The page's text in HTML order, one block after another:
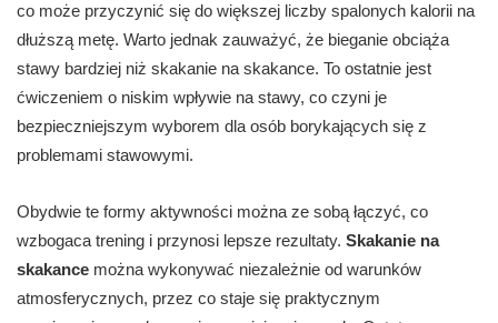
co może przyczynić się do większej liczby spalonych kalorii na
dłuższą metę. Warto jednak zauważyć, że bieganie obciąża
stawy bardziej niż skakanie na skakance. To ostatnie jest
ćwiczeniem o niskim wpływie na stawy, co czyni je
bezpieczniejszym wyborem dla osób borykających się z
problemami stawowymi.
Obydwie te formy aktywności można ze sobą łączyć, co
wzbogaca trening i przynosi lepsze rezultaty. Skakanie na
skakance można wykonywać niezależnie od warunków
atmosferycznych, przez co staje się praktycznym